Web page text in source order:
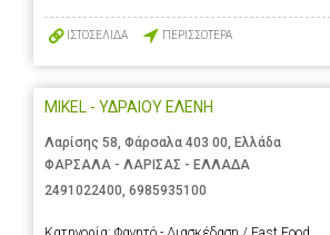
ΙΣΤΟΣΕΛΙΔΑ ΠΕΡΙΣΣΟΤΕΡΑ
MIKEL - ΥΔΡΑΙΟΥ ΕΛΕΝΗ
Λαρίσης 58, Φάρσαλα 403 00, Ελλάδα
ΦΑΡΣΑΛΑ - ΛΑΡΙΣΑΣ - ΕΛΛΑΔΑ
2491022400, 6985935100